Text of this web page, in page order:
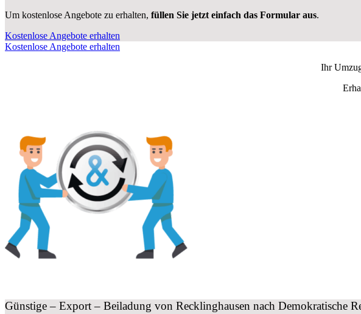
Um kostenlose Angebote zu erhalten, füllen Sie jetzt einfach das Formular aus.
Kostenlose Angebote erhalten
Kostenlose Angebote erhalten
Ihr
Günstige – Export – Beiladung von Recklinghausen nach Demokratische